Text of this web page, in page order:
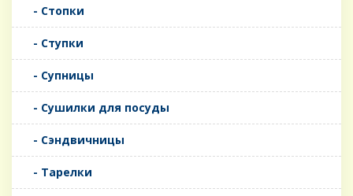
- Стопки
- Ступки
- Супницы
- Сушилки для посуды
- Сэндвичницы
- Тарелки